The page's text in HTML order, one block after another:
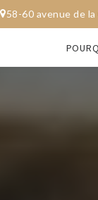
58-60 avenue